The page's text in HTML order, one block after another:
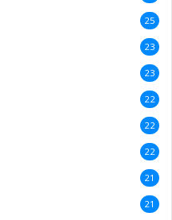
25
23
23
22
22
22
21
21